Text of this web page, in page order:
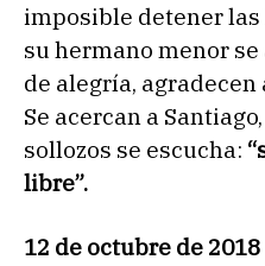
imposible detener
su hermano menor
de alegría, agradecen
Se acercan a
sollozos se escucha:
libre”.
12 de octubre de 2018